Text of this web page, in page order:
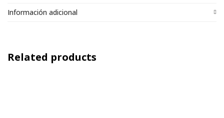
Información adicional
Related products